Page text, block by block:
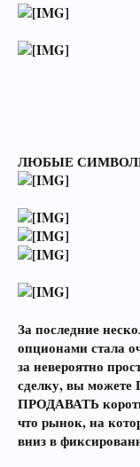
ЛЮБЫЕ
За последние
опционами стала
за невероятно
сделку, вы
ПРОДАВАТЬ
что рынок, на
вниз в